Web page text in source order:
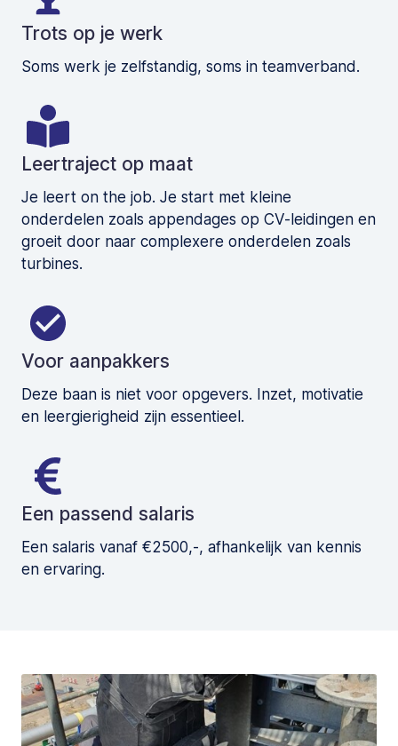
Trots op je werk
Soms werk je zelfstandig, soms in teamverband.
Leertraject op maat
Je leert on the job. Je start met kleine
onderdelen zoals appendages op CV-leidingen en
groeit door naar complexere onderdelen zoals
turbines.
Voor aanpakkers
Deze baan is niet voor opgevers. Inzet, motivatie
en leergierigheid zijn essentieel.
Een passend salaris
Een salaris vanaf €2500,-, afhankelijk van kennis
en ervaring.